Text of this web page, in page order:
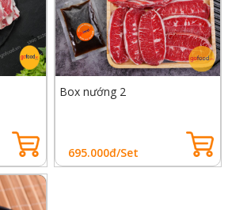
Box nướng 2
695.000đ/Set